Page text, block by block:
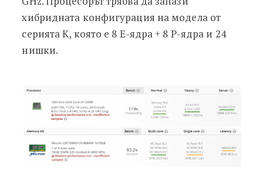
хибридната конфигурация на модела от
серията K, която е 8 E-ядра + 8 P-ядра и 24
нишки.